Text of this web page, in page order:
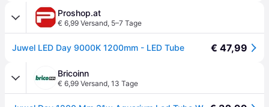
Proshop.at
€ 6,99 Versand, 5–7 Tage
Juwel LED Day 9000K 1200mm - LED Tube € 47,99
Bricoinn
€ 6,99 Versand, 13 Tage